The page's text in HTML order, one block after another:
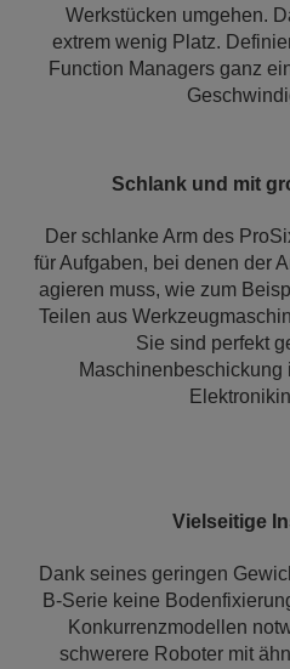
Werkstücken umgehen.
extrem wenig Platz.
Function Managers ganz
Schlank und mit
Der schlanke Arm des
für Aufgaben, bei denen der
agieren muss, wie zum
Teilen aus
Sie sind perfekt
Maschinenbeschickung
Vielseitige
Dank seines geringen
B-Serie keine
Konkurrenzmodellen
schwerere Roboter mit